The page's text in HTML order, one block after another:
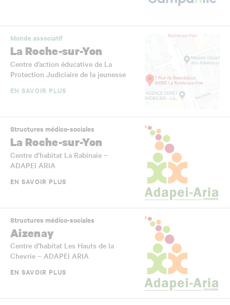
Monde associatif
La Roche-sur-Yon
Centre d’action éducative de La
Protection Judiciaire de la jeunesse
EN SAVOIR PLUS
Structures médico-sociales
La Roche-sur-Yon
Centre d’habitat La Rabinaie –
ADAPEI ARIA
EN SAVOIR PLUS
Structures médico-sociales
Aizenay
Centre d’habitat Les Hauts de la
Chevrie – ADAPEI ARIA
EN SAVOIR PLUS